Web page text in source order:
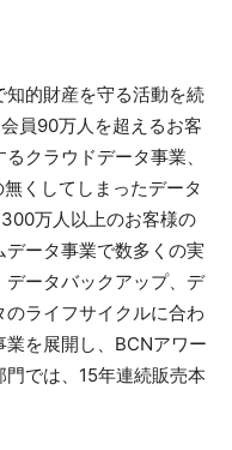
的財産を守る活動を続
員90万人を超えるお客
クラウドデータ事業、
くしてしまったデータ
万人以上のお客様の
ータ事業で数多くの実
ータバックアップ、デ
ライフサイクルに合わ
を展開し、BCNアワー
門では、15年連続販売本